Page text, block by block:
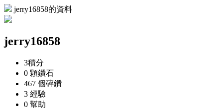
jerry16858的資料
jerry16858
3積分
0 顆鑽石
467 個碎鑽
3 經驗
0 幫助